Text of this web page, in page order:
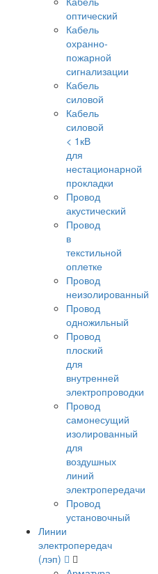
оптический
Кабель
охранно-
пожарной
сигнализации
Кабель
силовой
Кабель
силовой
< 1кВ
для
нестационарной
прокладки
Провод
акустический
Провод
в
текстильной
оплетке
Провод
неизолированный
Провод
одножильный
Провод
плоский
для
внутренней
электропроводки
Провод
самонесущий
изолированный
для
воздушных
линий
электропередачи
Провод
установочный
Линии
электропередач
(лэп)